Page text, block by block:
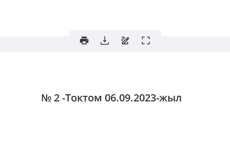
№ 2 -Токтом 06.09.2023-жыл